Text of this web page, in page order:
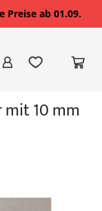
Preise ab 01.09.
mit 10 mm